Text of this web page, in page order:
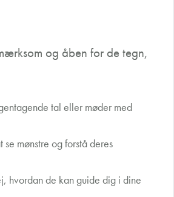
og åben for de tegn,
tal eller møder med
mønstre og forstå deres
hvordan de kan guide dig i dine